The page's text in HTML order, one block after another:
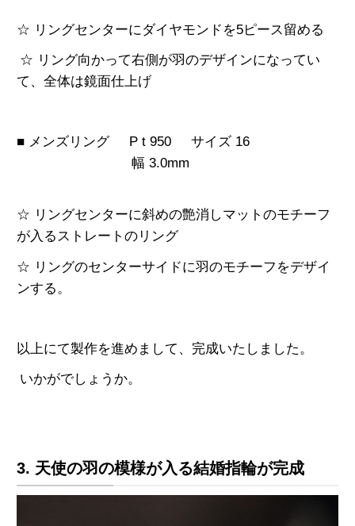
☆ リングセンターにダイヤモンドを5ピース留める
☆ リング向かって右側が羽のデザインになってい
て、全体は鏡面仕上げ
■ メンズリング P t 950
サイズ 16
幅 3.0mm
☆ リングセンターに斜めの艶消しマットのモチーフ
が入るストレートのリング
☆ リングのセンターサイドに羽のモチーフをデザイ
ンする。
以上にて製作を進めまして、完成いたしました。
いかがでしょうか。
3. 天使の羽の模様が入る結婚指輪が完成